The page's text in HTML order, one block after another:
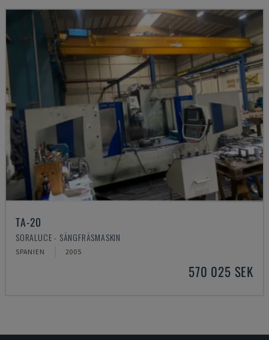
TA-20
SORALUCE - SÄNGFRÄSMASKIN
SPANIEN 2005
570 025 SEK